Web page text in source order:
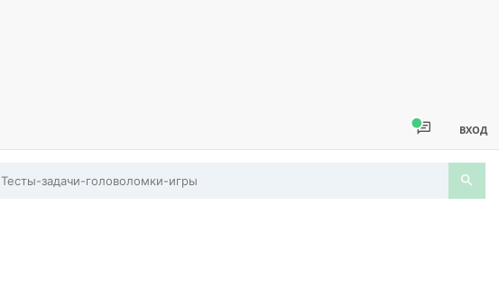
ВХОД
Тесты-задачи-головоломки-игры